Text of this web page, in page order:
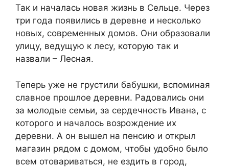
Так и началась новая жизнь в Сельце. Через
три года появились в деревне и несколько
новых, современных домов. Они образовали
улицу, ведущую к лесу, которую так и
назвали – Лесная.
Теперь уже не грустили бабушки, вспоминая
славное прошлое деревни. Радовались они
за молодые семьи, за сердечность Ивана, с
которого и началось возрождение их
деревни. А он вышел на пенсию и открыл
магазин рядом с домом, чтобы удобно было
всем отовариваться, не ездить в город,